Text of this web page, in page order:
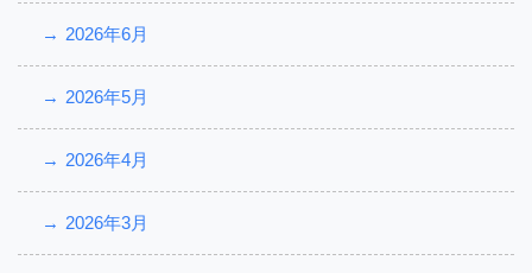
2026年6月
2026年5月
2026年4月
2026年3月